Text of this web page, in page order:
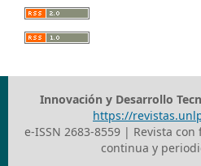
Innovación y Desarrollo
https://
e-ISSN 2683-8559 | Revista
continua y